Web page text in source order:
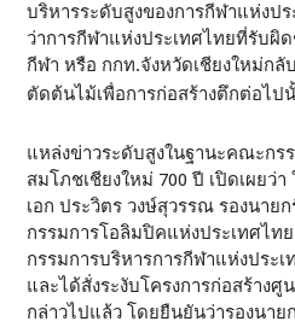
บริหารระดับสูงของการกีฬาแห่งป
ว่าการกีฬาแห่งประเทศไทยที่รับผิ
กีฬา หรือ กกท.จังหวัดเชียงใหม่ก
ตัดต้นไม้เพื่อการก่อสร้างตึกต่อไป
แหล่งข่าวระดับสูงในฐานะคณะกร
สมโภชเชียงใหม่ 700 ปี เปิดเผยว่
เอก ประวิตร วงษ์สุวรรณ รองนา
กรรมการโอลิมปิคแห่งประเทศไท
กรรมการบริหารการกีฬาแห่งประ
และได้สั่งระงับโครงการก่อสร้าง
กล่าวไปแล้ว โดยยืนยันว่ารองนาย